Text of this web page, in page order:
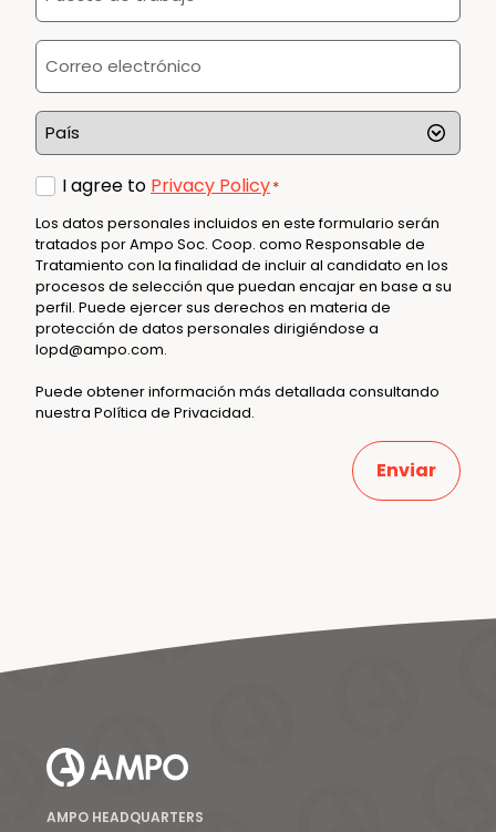
de
*
Correo
electrónico
País
*
Consent
I agree to Privacy Policy*
Los datos personales incluidos en este formulario serán
tratados por Ampo Soc. Coop. como Responsable de
Tratamiento con la finalidad de incluir al candidato en los
procesos de selección que puedan encajar en base a su
perfil. Puede ejercer sus derechos en materia de
protección de datos personales dirigiéndose a
lopd@ampo.com.
Puede obtener información más detallada consultando
nuestra Política de Privacidad.
AMPO HEADQUARTERS